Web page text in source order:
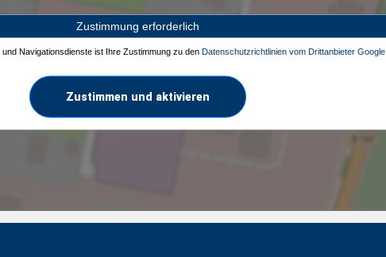
Zustimmung erforderlich
Navigationsdienste ist Ihre Zustimmung zu den Datenschutzrichtlinien vom Drittanbieter Google
Zustimmen und aktivieren